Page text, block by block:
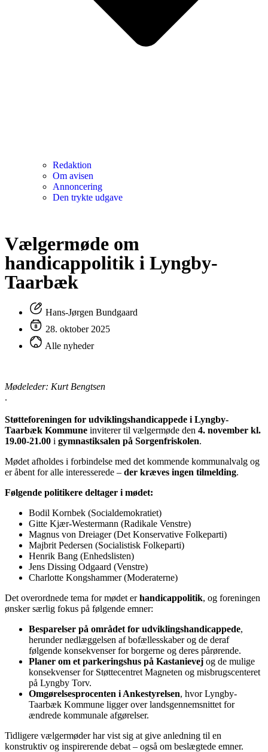
Redaktion
Om avisen
Annoncering
Den trykte udgave
Vælgermøde om
handicappolitik i Lyngby-
Taarbæk
Hans-Jørgen Bundgaard
28. oktober 2025
Alle nyheder
Mødeleder: Kurt Bengtsen
.
Støtteforeningen for udviklingshandicappede i Lyngby-
Taarbæk Kommune inviterer til vælgermøde den 4. november kl.
19.00-21.00 i gymnastiksalen på Sorgenfriskolen.
Mødet afholdes i forbindelse med det kommende kommunalvalg og
er åbent for alle interesserede – der kræves ingen tilmelding.
Følgende politikere deltager i mødet:
Bodil Kornbek (Socialdemokratiet)
Gitte Kjær-Westermann (Radikale Venstre)
Magnus von Dreiager (Det Konservative Folkeparti)
Majbrit Pedersen (Socialistisk Folkeparti)
Henrik Bang (Enhedslisten)
Jens Dissing Odgaard (Venstre)
Charlotte Kongshammer (Moderaterne)
Det overordnede tema for mødet erhandicappolitik, og foreningen
ønsker særlig fokus på følgende emner:
Besparelser på området for udviklingshandicappede,
herunder nedlæggelsen af bofællesskaber og de deraf
følgende konsekvenser for borgerne og deres pårørende.
Planer om et parkeringshus på Kastanievej og de mulige
konsekvenser for Støttecentret Magneten og misbrugscenteret
på Lyngby Torv.
Omgørelsesprocenten i Ankestyrelsen, hvor Lyngby-
Taarbæk Kommune ligger over landsgennemsnittet for
ændrede kommunale afgørelser.
Tidligere vælgermøder har vist sig at give anledning til en
konstruktiv og inspirerende debat – også om beslægtede emner.